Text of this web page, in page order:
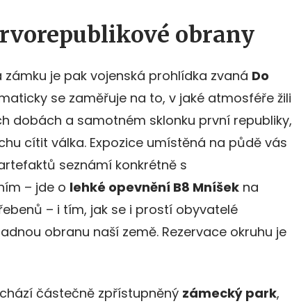
obrany
zámku je pak vojenská prohlídka zvaná Do
se zaměřuje na to, v jaké atmosféře žili
dobách a samotném sklonku první republiky,
cítit válka. Expozice umístěná na půdě vás
seznámí konkrétně s
– jde o lehké opevnění B8 Mníšek na
– i tím, jak se i prostí obyvatelé
obranu naší země. Rezervace okruhu je
částečně zpřístupněný zámecký park,